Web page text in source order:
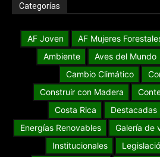
Categorías
AF Joven AF Mujeres
Ambiente
Aves del Mundo
Cambio Climático
Construir con Madera
Costa Rica
Destacadas
Energías Renovables
Galería de
Institucionales